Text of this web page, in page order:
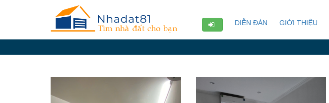
DIỄN ĐÀN GIỚI THIỆU
Diễn